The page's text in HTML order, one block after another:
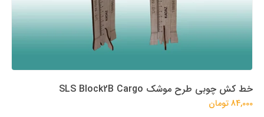
خط کش چوبی طرح موشک SLS Block2B Cargo
84,000 تومان